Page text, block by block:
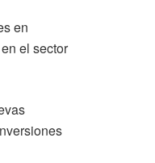
en
el sector